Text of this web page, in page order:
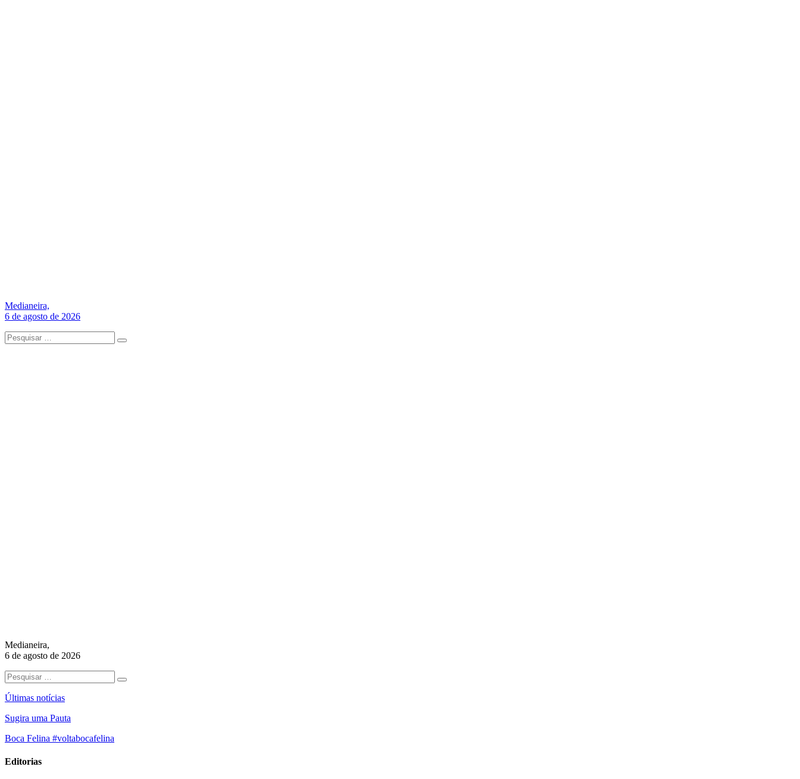
Medianeira,
6 de agosto de 2026
Medianeira,
6 de agosto de 2026
Últimas notícias
Sugira uma Pauta
Boca Felina #voltabocafelina
Editorias